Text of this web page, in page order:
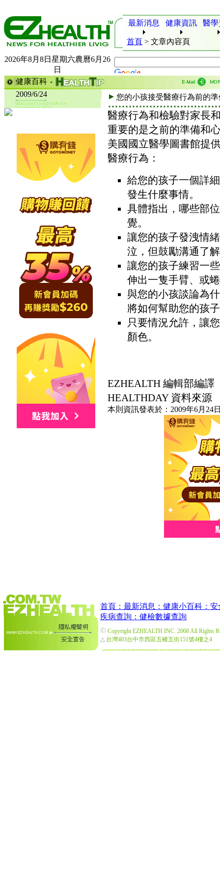
最新消息 健康資訊 醫
首頁 > 文章內容頁
2026年8月8日星期六農曆6月26
日
健康百科
2009/6/24
您的小孩接受醫療行為前的
醫療行為和檢驗對家長
重要的是之前的準備和
美國國立醫學圖書館提
醫療行為：
給您的孩子一個詳
發生什麼事情。
具體指出，哪些部
覺。
讓您的孩子發洩情
泣，但鼓勵溝通了
讓您的孩子練習一
伸出一隻手臂、或
與您的小孩談論為
將如何幫助您的孩
只要情況允許，讓
顏色。
EZHEALTH 編輯部編譯
HEALTHDAY 資料來源
本則資訊發表於：2009年6月24
首頁： 最新消息： 健康小百科： 安
疾病查詢： 健檢數據查詢
© Copyright EZHEALTH INC. 2008 All Rights
△ 台灣403台中市西區五權五街151號4樓之4